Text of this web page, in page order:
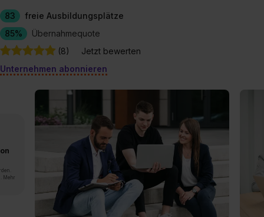
83
freie Ausbildungsplätze
85%
Übernahmequote
(8)
Jetzt bewerten
Unternehmen abonnieren
Mehr